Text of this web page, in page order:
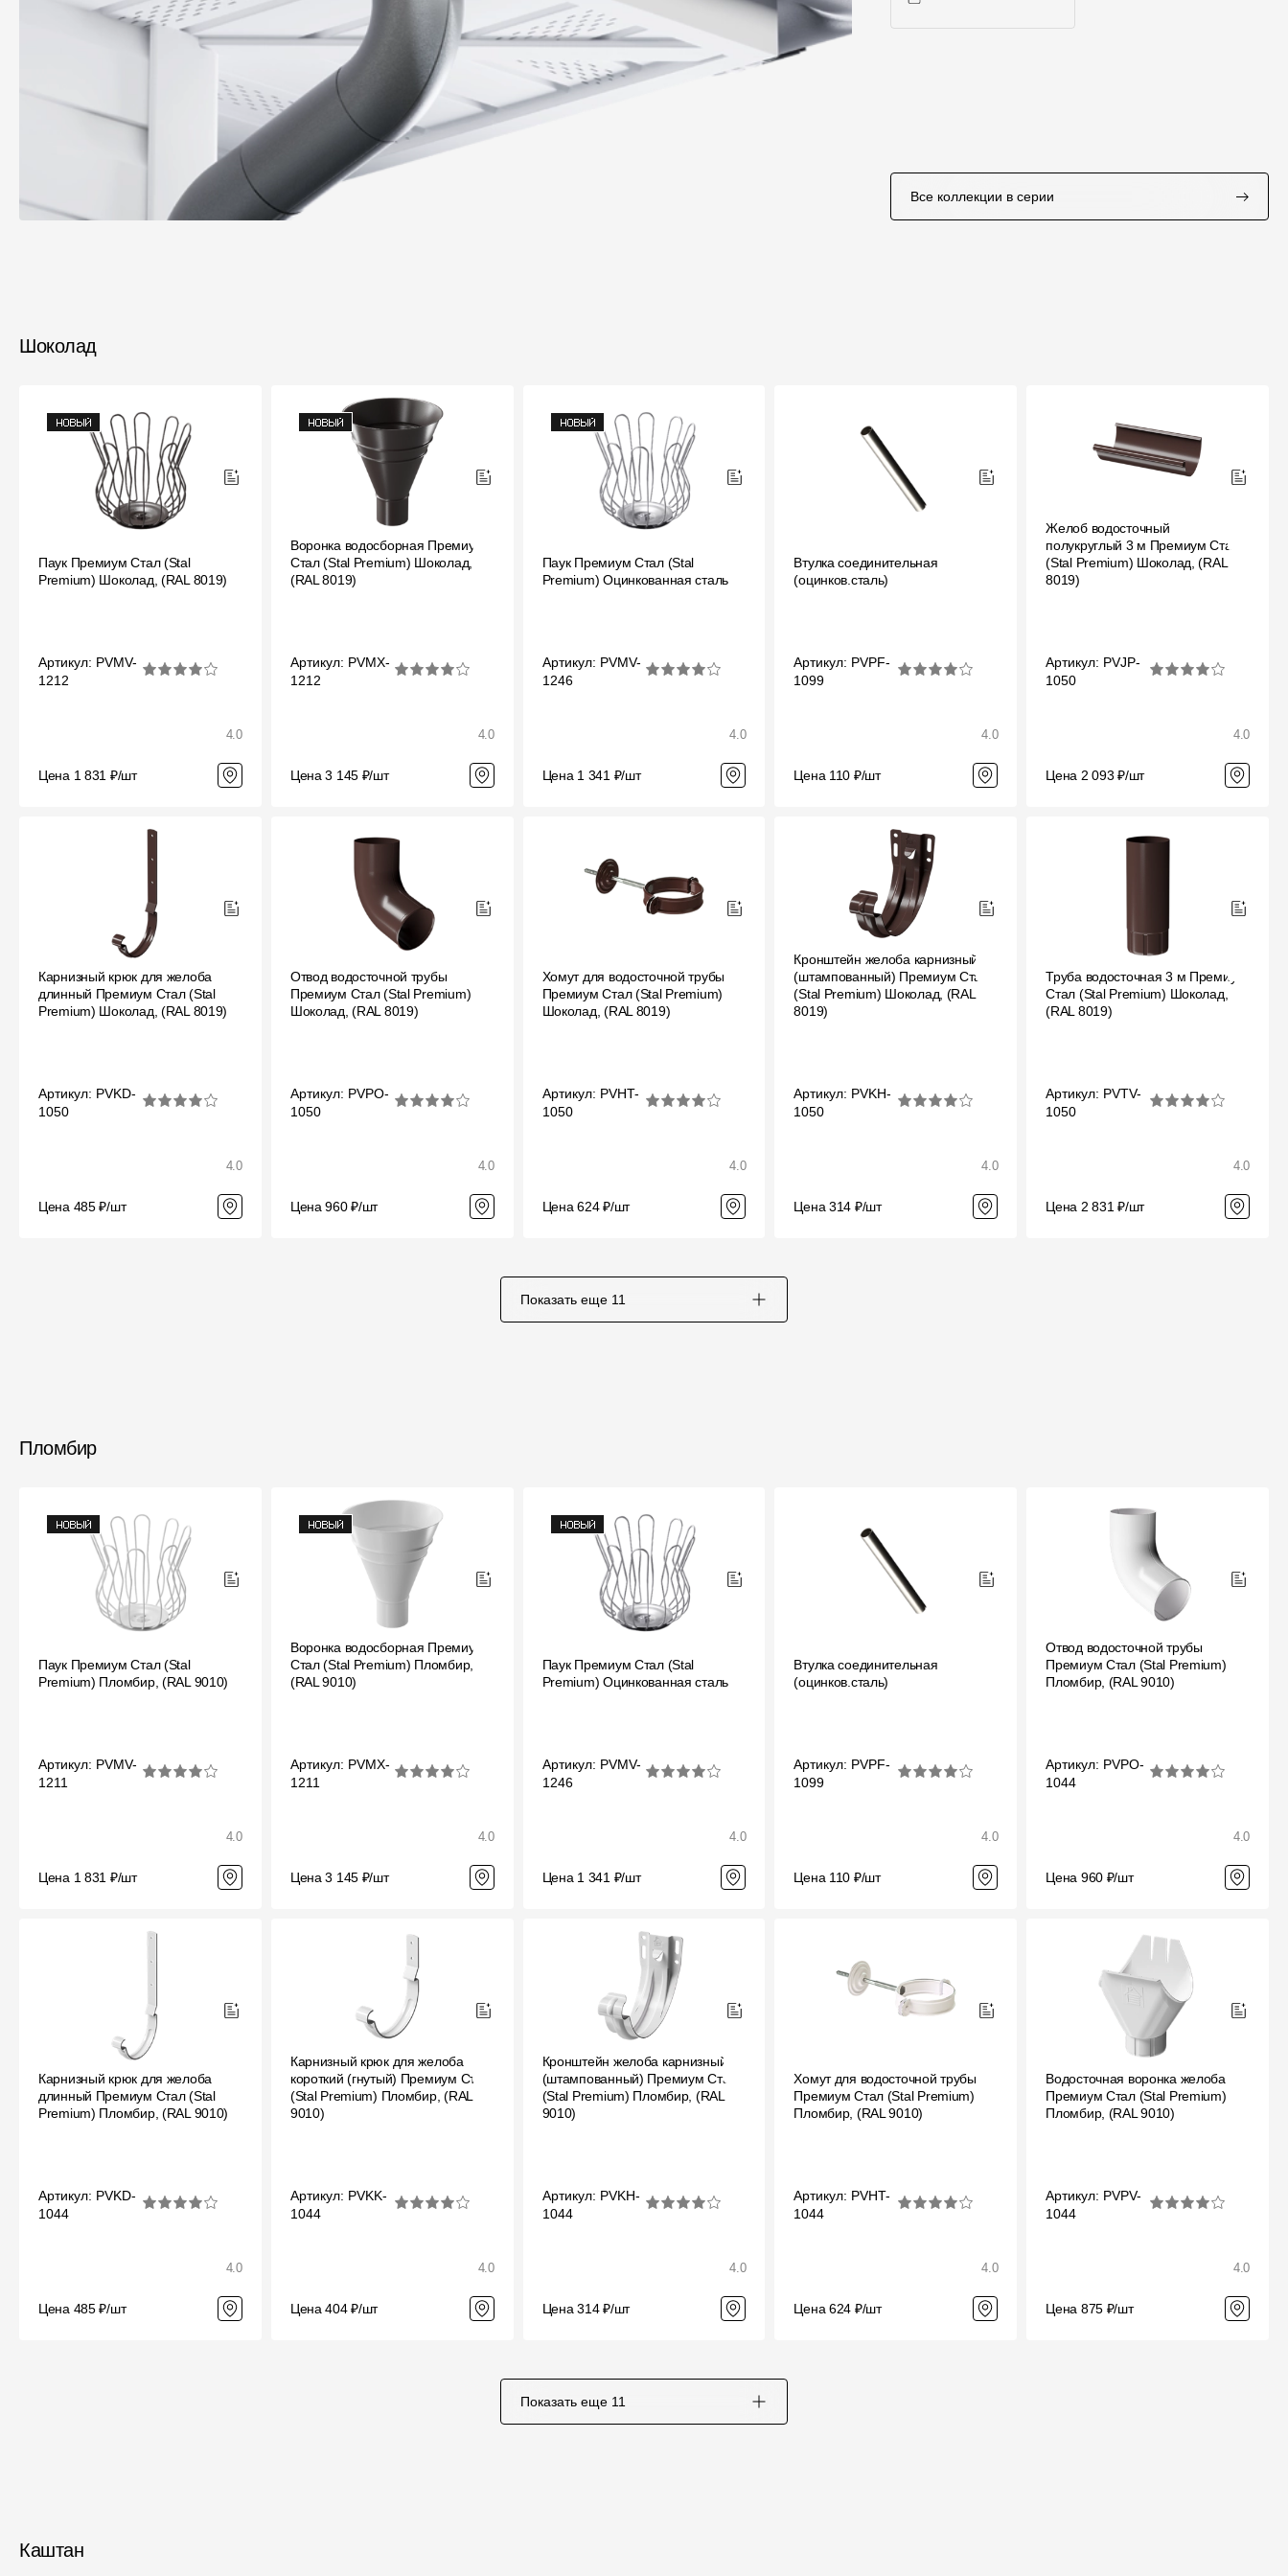
Все коллекции в серии
Шоколад
Паук Премиум Стал (Stal
Premium) Шоколад, (RAL 8019)
Артикул: PVMV-
1212
4.0
Цена 1 831 ₽/шт
Воронка водосборная Премиум
Стал (Stal Premium) Шоколад,
(RAL 8019)
Артикул: PVMX-
1212
4.0
Цена 3 145 ₽/шт
Паук Премиум Стал (Stal
Premium) Оцинкованная сталь
Артикул: PVMV-
1246
4.0
Цена 1 341 ₽/шт
Втулка соединительная
(оцинков.сталь)
Артикул: PVPF-
1099
4.0
Цена 110 ₽/шт
Желоб водосточный
полукруглый 3 м Премиум Стал
(Stal Premium) Шоколад, (RAL
8019)
Артикул: PVJP-
1050
4.0
Цена 2 093 ₽/шт
Карнизный крюк для желоба
длинный Премиум Стал (Stal
Premium) Шоколад, (RAL 8019)
Артикул: PVKD-
1050
4.0
Цена 485 ₽/шт
Отвод водосточной трубы
Премиум Стал (Stal Premium)
Шоколад, (RAL 8019)
Артикул: PVPO-
1050
4.0
Цена 960 ₽/шт
Хомут для водосточной трубы
Премиум Стал (Stal Premium)
Шоколад, (RAL 8019)
Артикул: PVHT-
1050
4.0
Цена 624 ₽/шт
Кронштейн желоба карнизный
(штампованный) Премиум Стал
(Stal Premium) Шоколад, (RAL
8019)
Артикул: PVKH-
1050
4.0
Цена 314 ₽/шт
Труба водосточная 3 м Премиум
Стал (Stal Premium) Шоколад,
(RAL 8019)
Артикул: PVTV-
1050
4.0
Цена 2 831 ₽/шт
Показать еще 11
Пломбир
Паук Премиум Стал (Stal
Premium) Пломбир, (RAL 9010)
Артикул: PVMV-
1211
4.0
Цена 1 831 ₽/шт
Воронка водосборная Премиум
Стал (Stal Premium) Пломбир,
(RAL 9010)
Артикул: PVMX-
1211
4.0
Цена 3 145 ₽/шт
Паук Премиум Стал (Stal
Premium) Оцинкованная сталь
Артикул: PVMV-
1246
4.0
Цена 1 341 ₽/шт
Втулка соединительная
(оцинков.сталь)
Артикул: PVPF-
1099
4.0
Цена 110 ₽/шт
Отвод водосточной трубы
Премиум Стал (Stal Premium)
Пломбир, (RAL 9010)
Артикул: PVPO-
1044
4.0
Цена 960 ₽/шт
Карнизный крюк для желоба
длинный Премиум Стал (Stal
Premium) Пломбир, (RAL 9010)
Артикул: PVKD-
1044
4.0
Цена 485 ₽/шт
Карнизный крюк для желоба
короткий (гнутый) Премиум Стал
(Stal Premium) Пломбир, (RAL
9010)
Артикул: PVKK-
1044
4.0
Цена 404 ₽/шт
Кронштейн желоба карнизный
(штампованный) Премиум Стал
(Stal Premium) Пломбир, (RAL
9010)
Артикул: PVKH-
1044
4.0
Цена 314 ₽/шт
Хомут для водосточной трубы
Премиум Стал (Stal Premium)
Пломбир, (RAL 9010)
Артикул: PVHT-
1044
4.0
Цена 624 ₽/шт
Водосточная воронка желоба
Премиум Стал (Stal Premium)
Пломбир, (RAL 9010)
Артикул: PVPV-
1044
4.0
Цена 875 ₽/шт
Показать еще 11
Каштан